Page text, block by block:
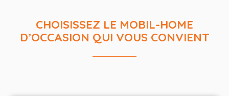
CHOISISSEZ LE MOBIL-HOME
D’OCCASION QUI VOUS CONVIENT